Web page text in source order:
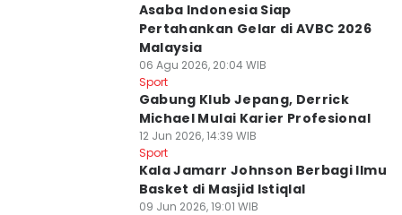
Asaba Indonesia Siap
Pertahankan Gelar di AVBC 2026
Malaysia
06 Agu 2026, 20:04 WIB
Sport
Gabung Klub Jepang, Derrick
Michael Mulai Karier Profesional
12 Jun 2026, 14:39 WIB
Sport
Kala Jamarr Johnson Berbagi Ilmu
Basket di Masjid Istiqlal
09 Jun 2026, 19:01 WIB